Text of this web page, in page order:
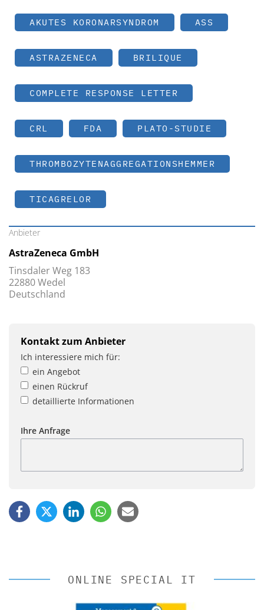
AKUTES KORONARSYNDROM ASS
ASTRAZENECA BRILIQUE
COMPLETE RESPONSE LETTER
CRL FDA PLATO-STUDIE
THROMBOZYTENAGGREGATIONSHEMMER
TICAGRELOR
Anbieter
AstraZeneca GmbH
Tinsdaler Weg 183
22880 Wedel
Deutschland
Kontakt zum Anbieter
Ich interessiere mich für:
ein Angebot
einen Rückruf
detaillierte Informationen
Ihre Anfrage
ONLINE SPECIAL IT